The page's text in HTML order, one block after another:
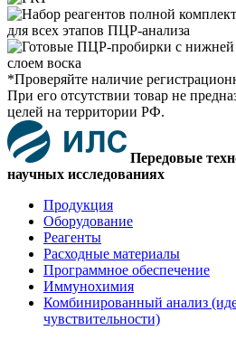
*Проверяйте наличие
При его отсутствии товар не
целей на территории РФ.
Передовые
научных исследованиях
Продукция
Оборудование
Реагенты
Расходные материалы
Программное обеспечение
Иммунохимия
Комбинированный анализ
чувствительности)